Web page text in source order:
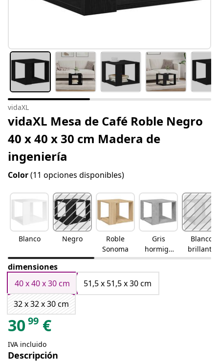
vidaXL
vidaXL Mesa de Café Roble Negro
40 x 40 x 30 cm Madera de
ingeniería
Color(11 opciones disponibles)
Blanco Negro
Roble
Sonoma
Gris
hormigó
n
Blanco
brillante
dimensiones
40 x 40 x 30 cm
51,5 x 51,5 x 30 cm
32 x 32 x 30 cm
3099 €
IVA incluido
Descripción